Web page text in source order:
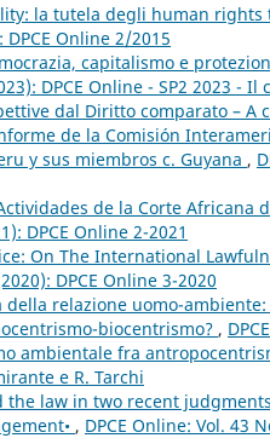
la tutela degli human rights
DPCE Online 2/2015
capitalismo e
DPCE Online - SP2 2023 -
dal Diritto comparato – A
de la Comisión
y sus miembros c. Guyana ,
de la Corte Africana
DPCE Online 2-2021
On The International
DPCE Online 3-2020
relazione uomo-
biocentrismo? ,
ambientale fra
e R. Tarchi
law in two recent
, DPCE Online: Vol. 43